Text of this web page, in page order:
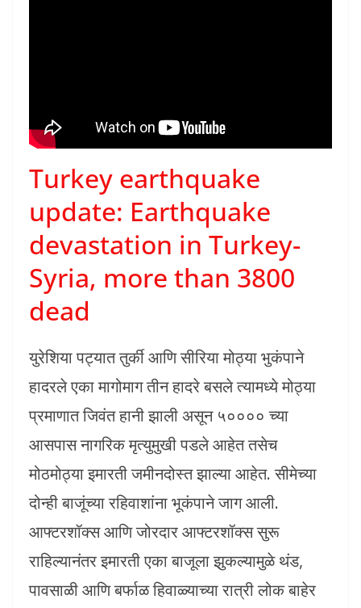
Turkey earthquake
update: Earthquake
devastation in Turkey-
Syria, more than 3800
dead
युरेशिया पट्यात तुर्की आणि सीरिया मोठ्या भुकंपाने
हादरले एका मागोमाग तीन हादरे बसले त्यामध्ये मोठ्या
प्रमाणात जिवंत हानी झाली असून ५०००० च्या
आसपास नागरिक मृत्युमुखी पडले आहेत तसेच
मोठमोठ्या इमारती जमीनदोस्त झाल्या आहेत. सीमेच्या
दोन्ही बाजूंच्या रहिवाशांना भूकंपाने जाग आली.
आफ्टरशॉक्स आणि जोरदार आफ्टरशॉक्स सुरू
राहिल्यानंतर इमारती एका बाजूला झुकल्यामुळे थंड,
पावसाळी आणि बर्फाळ हिवाळ्याच्या रात्री लोक बाहेर